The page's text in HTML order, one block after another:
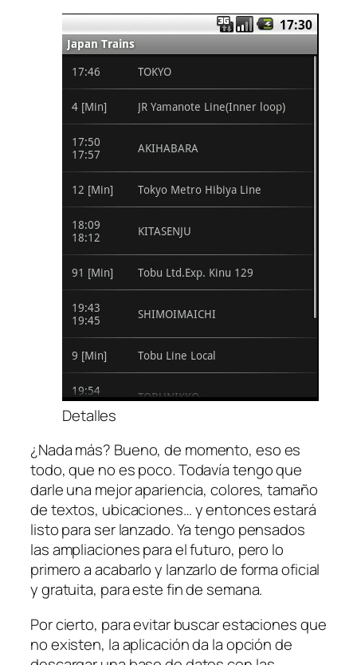
Detalles
¿Nada más? Bueno, de momento, eso es
todo, que no es poco. Todavía tengo que
darle una mejor apariencia, colores, tamaño
de textos, ubicaciones… y entonces estará
listo para ser lanzado. Ya tengo pensados
las ampliaciones para el futuro, pero lo
primero a acabarlo y lanzarlo de forma oficial
y gratuita, para este fin de semana.
Por cierto, para evitar buscar estaciones que
no existen, la aplicación da la opción de